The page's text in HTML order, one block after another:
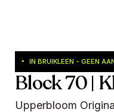
• IN BRUIKLEEN - GEEN
Block 70 |
Upperbloom